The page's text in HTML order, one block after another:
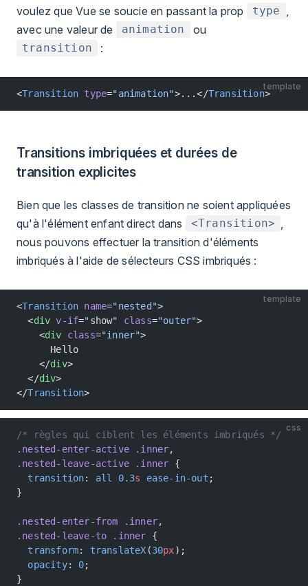
voulez que Vue se soucie en passant la prop
type
avec une valeur de
animation ou
transition :
template
<Transition type="animation">...</Transition>
Transitions imbriquées et durées de
transition explicites
Bien que les classes de transition ne soient appliquées
qu'à l'élément enfant direct dans
<Transition>
nous pouvons effectuer la transition d'éléments
imbriqués à l'aide de sélecteurs CSS imbriqués :
template
<Transition name="nested">
  <
div v-if="show" class="outer">
    <
div class="inner">
      Hello
    </
div>
  </
div>
</Transition>
css
/* règles qui ciblent les éléments imbriqués */
.nested-enter-active .inner,
.nested-leave-active .inner {
  transition
: all 0.3s ease-in-out ;
}
.nested-enter-from .inner,
.nested-leave-to .inner {
  transform
: translateX (30px);
  opacity
: 0;
}